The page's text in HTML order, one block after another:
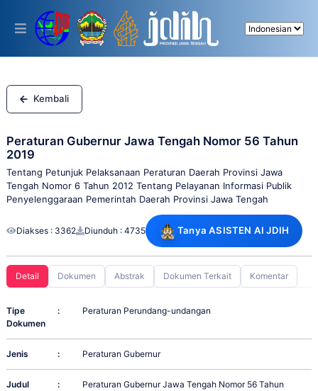
This
includes
accessibility
system.
Kembali
Peraturan Gubernur Jawa Tengah Nomor 56 Tahun
2019
Tentang Petunjuk Pelaksanaan Peraturan Daerah Provinsi Jawa
Tengah Nomor 6 Tahun 2012 Tentang Pelayanan Informasi Publik
Penyelenggaraan Pemerintah Daerah Provinsi Jawa Tengah
Diakses : 3362 Diunduh : 4735 Tanya ASISTEN AI JDIH
Detail Dokumen Abstrak Dokumen Terkait Komentar
Tipe
Dokumen
: Peraturan Perundang-undangan
Jenis : Peraturan Gubernur
Judul :
Peraturan Gubernur Jawa Tengah Nomor 56 Tahun